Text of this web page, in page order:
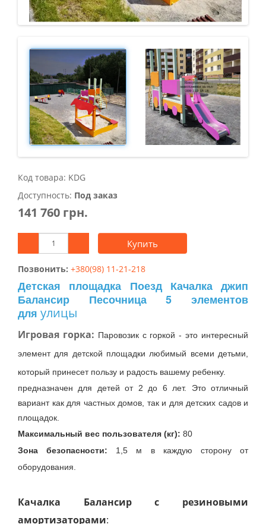
Код товара: KDG
Доступность: Под заказ
141 760 грн.
Купить
Позвонить: +380(98) 11-21-218
Детская площадка Поезд Качалка джип
Балансир Песочница 5 элементов
для улицы
Игровая горка: Паровозик с горкой - это интересный
элемент для детской площадки любимый всеми детьми,
который принесет пользу и радость вашему ребенку.
предназначен для детей от 2 до 6 лет. Это отличный
вариант как для частных домов, так и для детских садов и
площадок.
Максимальный вес пользователя (кг): 80
Зона безопасности:
1,5 м в каждую сторону от
оборудования.
Качалка Балансир с резиновыми
амортизаторами: